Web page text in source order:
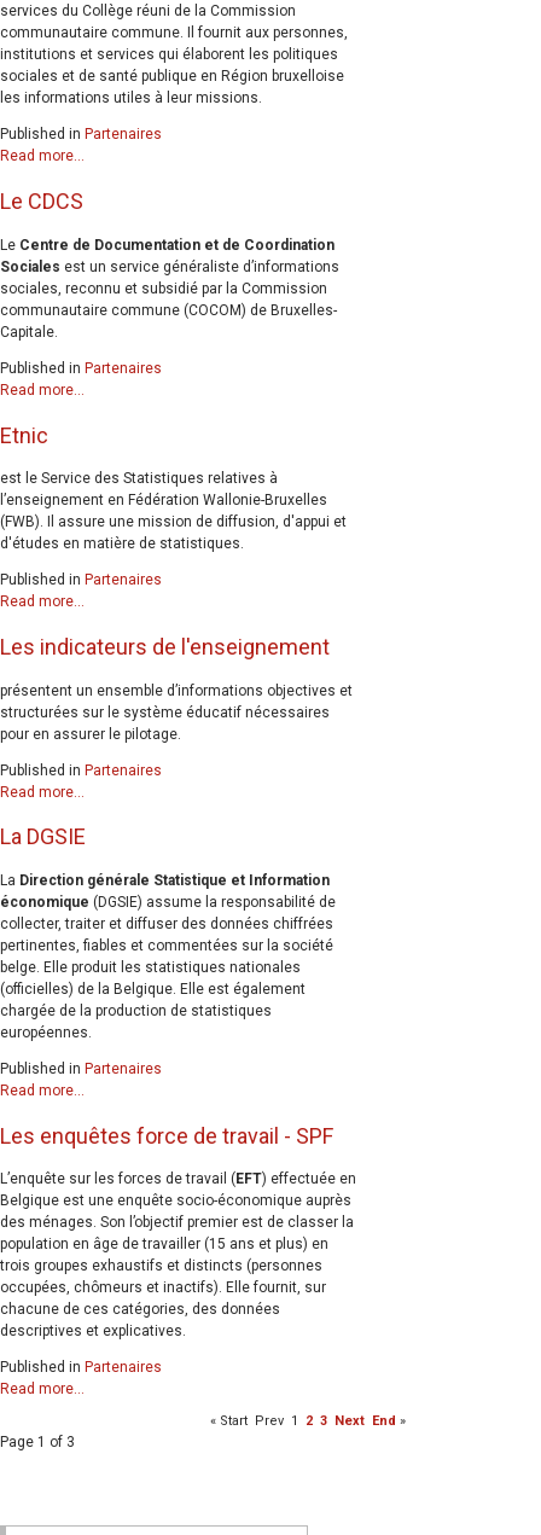
services du Collège réuni de la Commission
communautaire commune. Il fournit aux personnes,
institutions et services qui élaborent les politiques
sociales et de santé publique en Région bruxelloise
les informations utiles à leur missions.
Published in Partenaires
Read more...
Le CDCS
Le Centre de Documentation et de Coordination
Sociales est un service généraliste d’informations
sociales, reconnu et subsidié par la Commission
communautaire commune (COCOM) de Bruxelles-
Capitale.
Published in Partenaires
Read more...
Etnic
est le Service des Statistiques relatives à
l’enseignement en Fédération Wallonie-Bruxelles
(FWB). Il assure une mission de diffusion, d'appui et
d'études en matière de statistiques.
Published in Partenaires
Read more...
Les indicateurs de l'enseignement
présentent un ensemble d’informations objectives et
structurées sur le système éducatif nécessaires
pour en assurer le pilotage.
Published in Partenaires
Read more...
La DGSIE
La Direction générale Statistique et Information
économique (DGSIE) assume la responsabilité de
collecter, traiter et diffuser des données chiffrées
pertinentes, fiables et commentées sur la société
belge. Elle produit les statistiques nationales
(officielles) de la Belgique. Elle est également
chargée de la production de statistiques
européennes.
Published in Partenaires
Read more...
Les enquêtes force de travail - SPF
L’enquête sur les forces de travail ( EFT) effectuée en
Belgique est une enquête socio-économique auprès
des ménages. Son l’objectif premier est de classer la
population en âge de travailler (15 ans et plus) en
trois groupes exhaustifs et distincts (personnes
occupées, chômeurs et inactifs). Elle fournit, sur
chacune de ces catégories, des données
descriptives et explicatives.
Published in Partenaires
Read more...
« Start Prev 1 2 3 Next End »
Page 1 of 3